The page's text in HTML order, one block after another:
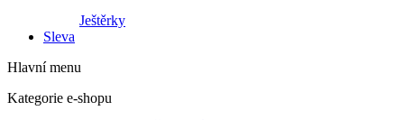
Ještěrky
Sleva
Hlavní menu
Kategorie e-shopu